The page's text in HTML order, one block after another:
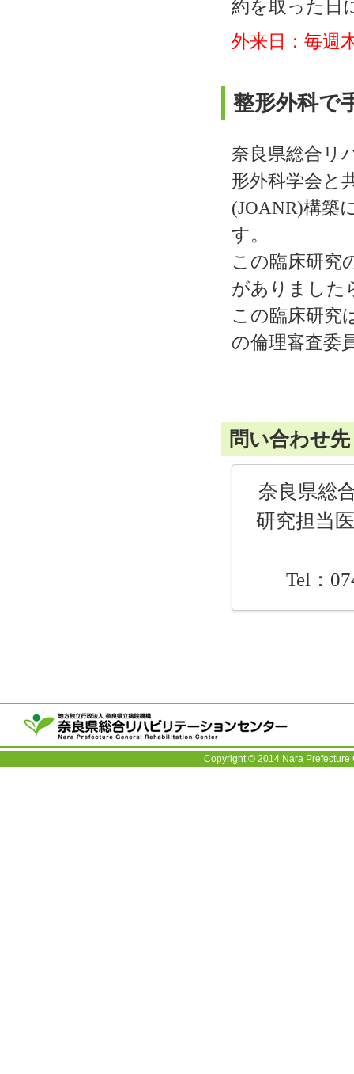
約を取った日
外来日：毎週
整形外科で
奈良県総合リ
形外科学会と
(JOANR)構築
す。
この臨床研究
がありました
この臨床研究
の倫理審査委
問い合わせ先
奈良県総
研究担当
Tel：
Copyright © 2014 Nara